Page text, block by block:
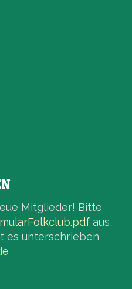
Mitglieder! Bitte
aus,
es unterschrieben